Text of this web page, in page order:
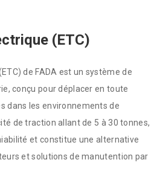
(ETC)
de FADA est un système de
conçu pour déplacer en toute
dans les environnements de
de traction allant de 5 à 30 tonnes,
et constitue une alternative
et solutions de manutention par